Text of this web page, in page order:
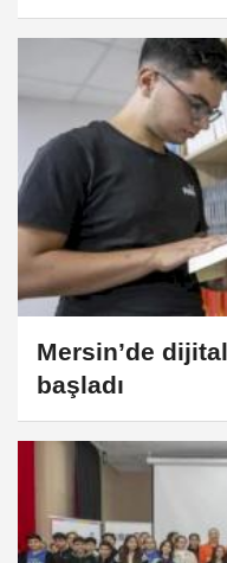
Mersin’de
başladı